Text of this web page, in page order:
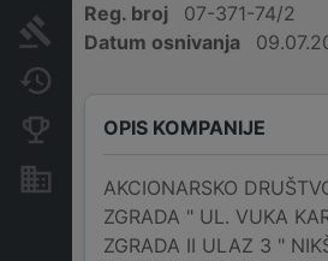
Arhiva sudskih objava
Konkurentne kompanije
Nekretnine i imovina
Reg. broj
07-371-74/2
Datum osnivanja
OPIS KOMPANIJE
AKCIONARSKO
ZGRADA " UL. VUKA
ZGRADA II ULAZ 3 "